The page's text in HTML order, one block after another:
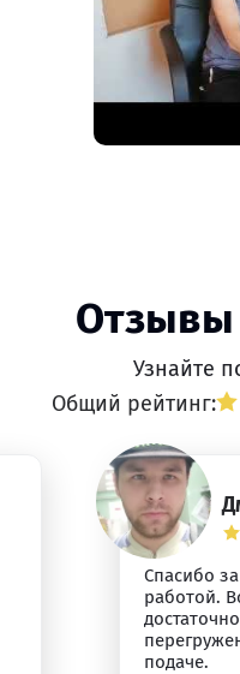
Отзывы
Узнайте
Общий рейтинг:
Спасибо
работой.
подаче.